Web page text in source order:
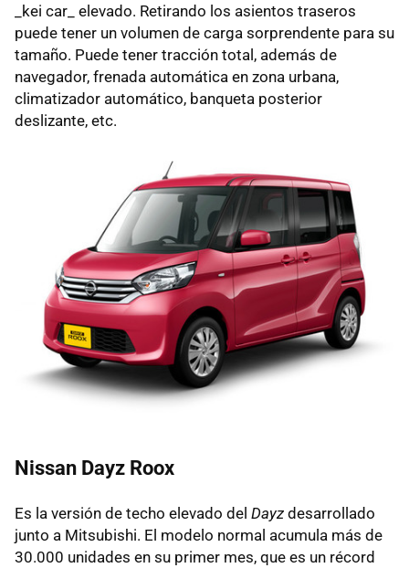
_kei car_ elevado. Retirando los asientos traseros
puede tener un volumen de carga sorprendente para su
tamaño. Puede tener tracción total, además de
navegador, frenada automática en zona urbana,
climatizador automático, banqueta posterior
deslizante, etc.
Nissan Dayz Roox
Es la versión de techo elevado del Dayz desarrollado
junto a Mitsubishi. El modelo normal acumula más de
30.000 unidades en su primer mes, que es un récord